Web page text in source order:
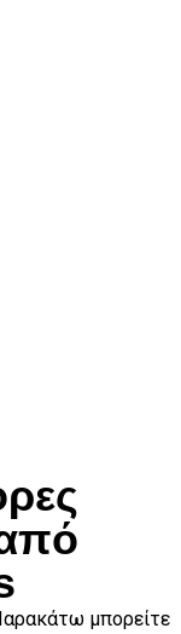
μπορείτε